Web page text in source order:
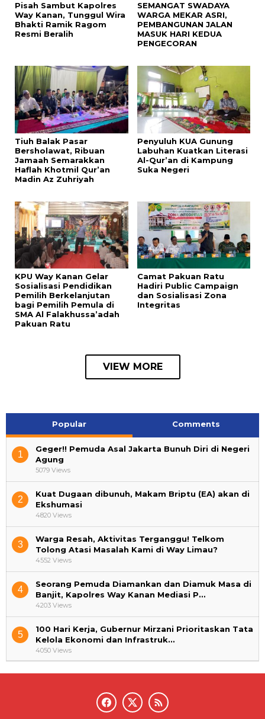
Pisah Sambut Kapolres
Way Kanan, Tunggul Wira
Bhakti Ramik Ragom
Resmi Beralih
SEMANGAT SWADAYA
WARGA MEKAR ASRI,
PEMBANGUNAN JALAN
MASUK HARI KEDUA
PENGECORAN
Tiuh Balak Pasar
Bersholawat, Ribuan
Jamaah Semarakkan
Haflah Khotmil Qur’an
Madin Az Zuhriyah
Penyuluh KUA Gunung
Labuhan Kuatkan Literasi
Al-Qur’an di Kampung
Suka Negeri
KPU Way Kanan Gelar
Sosialisasi Pendidikan
Pemilih Berkelanjutan
bagi Pemilih Pemula di
SMA Al Falakhussa’adah
Pakuan Ratu
Camat Pakuan Ratu
Hadiri Public Campaign
dan Sosialisasi Zona
Integritas
VIEW MORE
Popular Comments
1
Geger!! Pemuda Asal Jakarta Bunuh Diri di Negeri
Agung
5079 Views
2
Kuat Dugaan dibunuh, Makam Briptu (EA) akan di
Ekshumasi
4820 Views
3
Warga Resah, Aktivitas Terganggu! Telkom
Tolong Atasi Masalah Kami di Way Limau?
4552 Views
4
Seorang Pemuda Diamankan dan Diamuk Masa di
Banjit, Kapolres Way Kanan Mediasi P…
4203 Views
5
100 Hari Kerja, Gubernur Mirzani Prioritaskan Tata
Kelola Ekonomi dan Infrastruk…
4050 Views